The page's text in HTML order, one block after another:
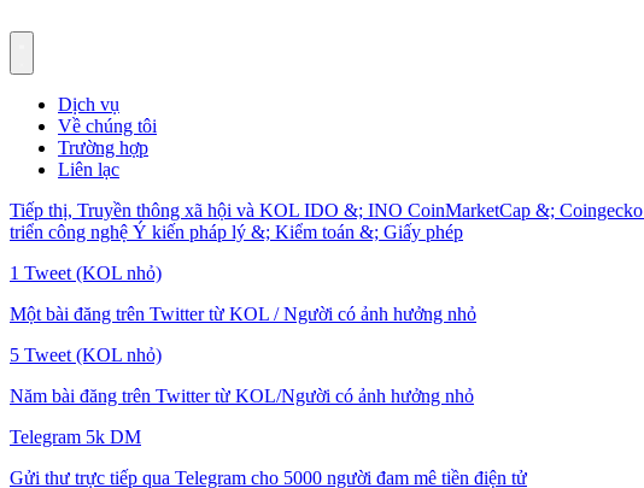
Dịch vụ
Về chúng tôi
Trường hợp
Liên lạc
Tiếp thị, Truyền thông xã hội và KOL IDO &; INO CoinMarketCap &; Coingecko
triển công nghệ Ý kiến pháp lý &; Kiểm toán &; Giấy phép
1 Tweet (KOL nhỏ)
Một bài đăng trên Twitter từ KOL / Người có ảnh hưởng nhỏ
5 Tweet (KOL nhỏ)
Năm bài đăng trên Twitter từ KOL/Người có ảnh hưởng nhỏ
Telegram 5k DM
Gửi thư trực tiếp qua Telegram cho 5000 người đam mê tiền điện tử